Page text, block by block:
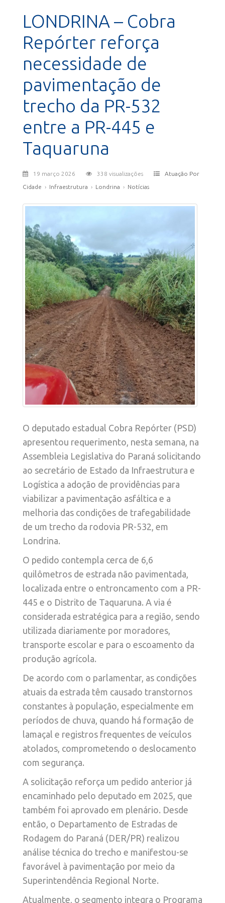
LONDRINA – Cobra
Repórter reforça
necessidade de
pavimentação de
trecho da PR-532
entre a PR-445 e
Taquaruna
19 março 2026 338 visualizações
Atuação Por
Cidade › Infraestrutura › Londrina › Notícias
O deputado estadual Cobra Repórter (PSD)
apresentou requerimento, nesta semana, na
Assembleia Legislativa do Paraná solicitando
ao secretário de Estado da Infraestrutura e
Logística a adoção de providências para
viabilizar a pavimentação asfáltica e a
melhoria das condições de trafegabilidade
de um trecho da rodovia PR-532, em
Londrina.
O pedido contempla cerca de 6,6
quilômetros de estrada não pavimentada,
localizada entre o entroncamento com a PR-
445 e o Distrito de Taquaruna. A via é
considerada estratégica para a região, sendo
utilizada diariamente por moradores,
transporte escolar e para o escoamento da
produção agrícola.
De acordo com o parlamentar, as condições
atuais da estrada têm causado transtornos
constantes à população, especialmente em
períodos de chuva, quando há formação de
lamaçal e registros frequentes de veículos
atolados, comprometendo o deslocamento
com segurança.
A solicitação reforça um pedido anterior já
encaminhado pelo deputado em 2025, que
também foi aprovado em plenário. Desde
então, o Departamento de Estradas de
Rodagem do Paraná (DER/PR) realizou
análise técnica do trecho e manifestou-se
favorável à pavimentação por meio da
Superintendência Regional Norte.
Atualmente, o segmento integra o Programa